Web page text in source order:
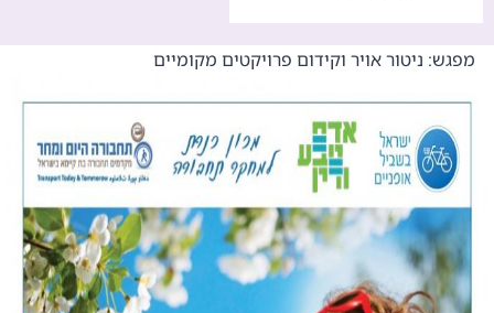
מפגש: ניטור אויר וקידום פרויקטים מקומיים